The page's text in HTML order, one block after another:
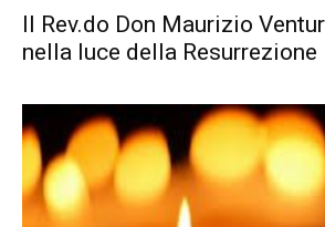
Il Rev.do Don Maurizio
nella luce della Resurrezione